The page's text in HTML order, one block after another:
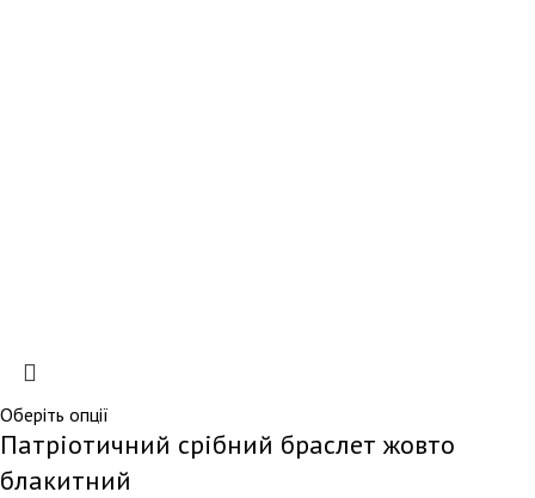
Оберіть опції
Патріотичний срібний браслет жовто
блакитний